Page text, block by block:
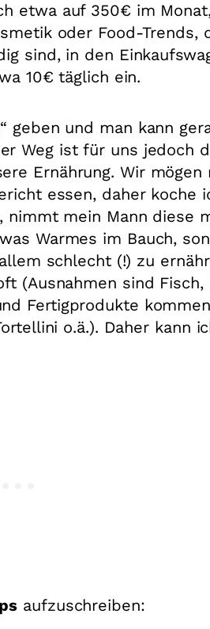
etwa auf 350€ im
oder Food-Trends,
sind, in den
10€ täglich ein.
geben und man kann
Weg ist für uns jedoch
Ernährung. Wir mögen
essen, daher koche
nimmt mein Mann diese
Warmes im Bauch,
schlecht (!) zu
(Ausnahmen sind Fisch,
Fertigprodukte
o.ä.). Daher kann
aufzuschreiben: